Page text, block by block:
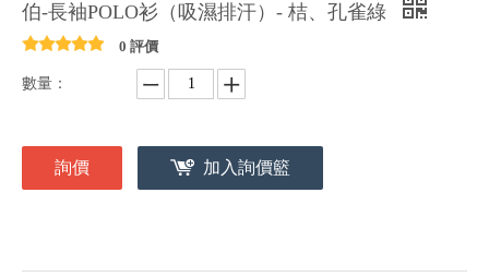
伯-長袖POLO衫（吸濕排汗）- 桔、孔雀綠
0 評價
數量：
詢價 加入詢價籃